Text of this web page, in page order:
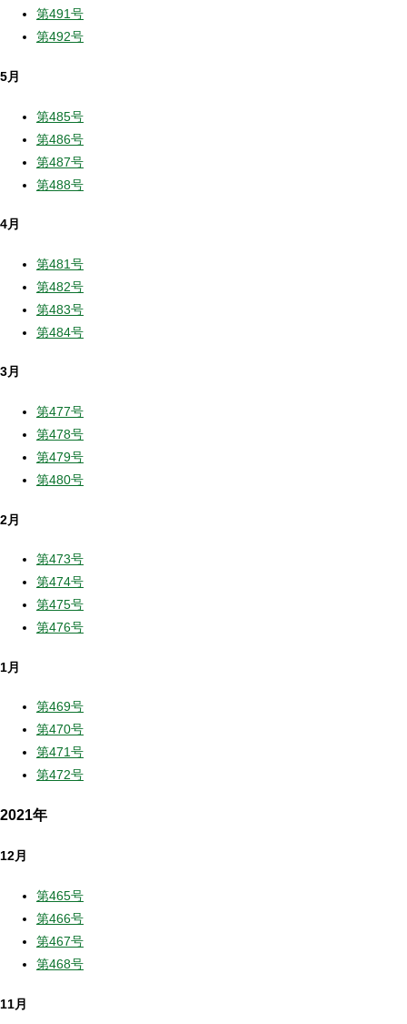
第491号
第492号
5月
第485号
第486号
第487号
第488号
4月
第481号
第482号
第483号
第484号
3月
第477号
第478号
第479号
第480号
2月
第473号
第474号
第475号
第476号
1月
第469号
第470号
第471号
第472号
2021年
12月
第465号
第466号
第467号
第468号
11月